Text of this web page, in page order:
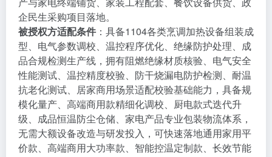
企民生采购项目落地。
被授权方适配条件 ：具备1104各类烹调加热设备组装成
型、电气参数调校、温控程序优化、绝缘防护处理、成
品合规检测生产线，拥有阻燃绝缘材质核验、电气安全
性能测试、温控精度校验、防干烧漏电防护检测、耐温
抗老化测试、居家商用场景适配校验基础能力，具备规
模化量产、高端商用款精细化调校、厨电款式迭代升
级、成品恒温防尘仓储、家电产品专业包装物流体系，
无需大额设备改造与研发投入，可快速落地通用家用平
价款、高端商用大功率款、智能控温定制款、长效节能